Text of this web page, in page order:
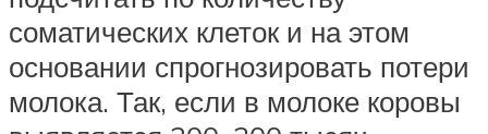
соматических клеток и на этом
основании спрогнозировать потери
молока. Так, если в молоке коровы